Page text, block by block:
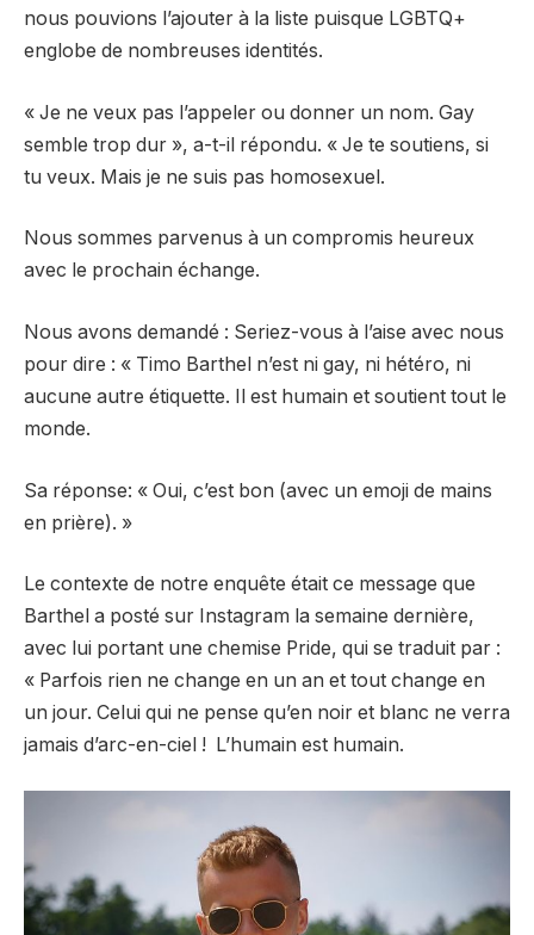
nous pouvions l’ajouter à la liste puisque LGBTQ+
englobe de nombreuses identités.
« Je ne veux pas l’appeler ou donner un nom. Gay
semble trop dur », a-t-il répondu. « Je te soutiens, si
tu veux. Mais je ne suis pas homosexuel.
Nous sommes parvenus à un compromis heureux
avec le prochain échange.
Nous avons demandé : Seriez-vous à l’aise avec nous
pour dire : « Timo Barthel n’est ni gay, ni hétéro, ni
aucune autre étiquette. Il est humain et soutient tout le
monde.
Sa réponse: « Oui, c’est bon (avec un emoji de mains
en prière). »
Le contexte de notre enquête était ce message que
Barthel a posté sur Instagram la semaine dernière,
avec lui portant une chemise Pride, qui se traduit par :
« Parfois rien ne change en un an et tout change en
un jour. Celui qui ne pense qu’en noir et blanc ne verra
jamais d’arc-en-ciel ! ️‍ L’humain est humain.